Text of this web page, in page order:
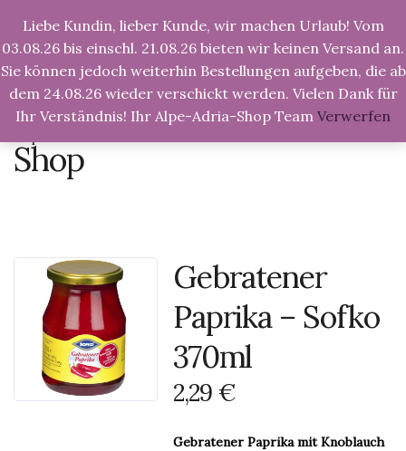
Liebe Kundin, lieber Kunde, wir machen Urlaub! Vom
03.08.26 bis einschl. 21.08.26 bieten wir keinen Versand an.
Sie können jedoch weiterhin Bestellungen aufgeben, die ab
dem 24.08.26 wieder verschickt werden. Vielen Dank für
Ihr Verständnis! Ihr Alpe-Adria-Shop Team Verwerfen
Alpe-Adria-Shop.de >Produkte >Gebratener
Shop
Gebratener
Paprika – Sofko
370ml
2,29 €
Gebratener Paprika mit Knoblauch